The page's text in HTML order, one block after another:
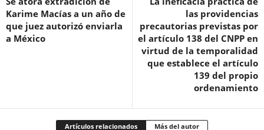
Karime Macías a un año de
que juez autorizó enviarla
a México
las providencias
precautorias previstas por
el artículo 138 del CNPP en
virtud de la temporalidad
que establece el artículo
139 del propio
ordenamiento
Artículos relacionados Más del autor